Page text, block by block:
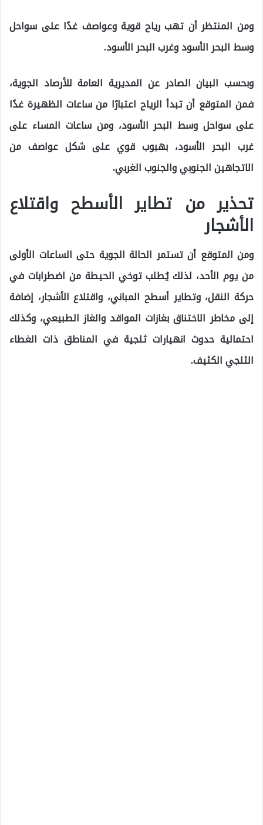
ومن المنتظر أن تهب رياح قوية وعواصف غدًا على سواحل
وسط البحر الأسود وغرب البحر الأسود.
وبحسب البيان الصادر عن المديرية العامة للأرصاد الجوية،
فمن المتوقع أن تبدأ الرياح اعتبارًا من ساعات الظهيرة غدًا
على سواحل وسط البحر الأسود، ومن ساعات المساء على
غرب البحر الأسود، بهبوب قوي على شكل عواصف من
الاتجاهين الجنوبي والجنوب الغربي.
تحذير من تطاير الأسطح واقتلاع
الأشجار
ومن المتوقع أن تستمر الحالة الجوية حتى الساعات الأولى
من يوم الأحد، لذلك يُطلب توخي الحيطة من اضطرابات في
حركة النقل، وتطاير أسطح المباني، واقتلاع الأشجار، إضافة
إلى مخاطر الاختناق بغازات المواقد والغاز الطبيعي، وكذلك
احتمالية حدوث انهيارات ثلجية في المناطق ذات الغطاء
الثلجي الكثيف.